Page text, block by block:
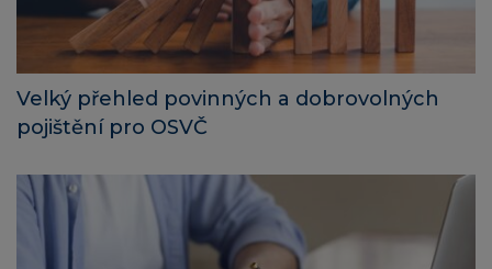
Velký přehled povinných a dobrovolných
pojištění pro OSVČ